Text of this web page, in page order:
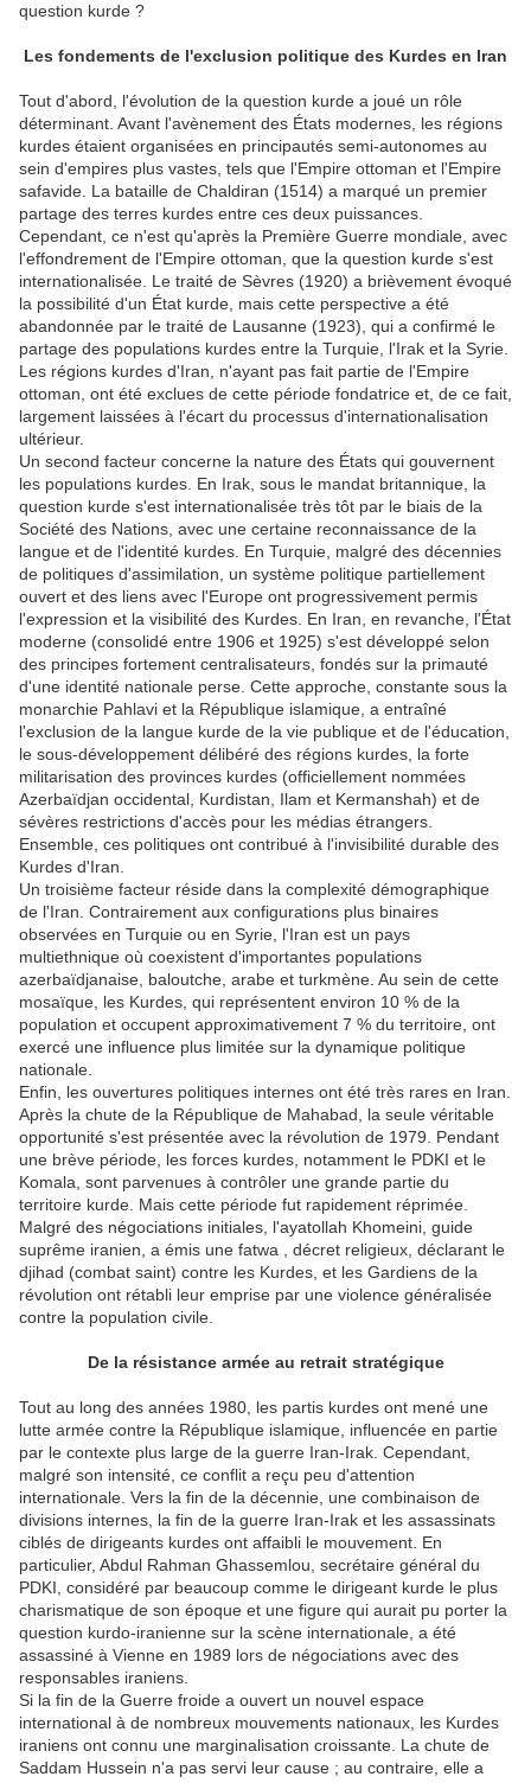
question kurde ?
Les fondements de l'exclusion politique des Kurdes en Iran
Tout d'abord, l'évolution de la question kurde a joué un rôle
déterminant. Avant l'avènement des États modernes, les régions
kurdes étaient organisées en principautés semi-autonomes au
sein d'empires plus vastes, tels que l'Empire ottoman et l'Empire
safavide. La bataille de Chaldiran (1514) a marqué un premier
partage des terres kurdes entre ces deux puissances.
Cependant, ce n'est qu'après la Première Guerre mondiale, avec
l'effondrement de l'Empire ottoman, que la question kurde s'est
internationalisée. Le traité de Sèvres (1920) a brièvement évoqué
la possibilité d'un État kurde, mais cette perspective a été
abandonnée par le traité de Lausanne (1923), qui a confirmé le
partage des populations kurdes entre la Turquie, l'Irak et la Syrie.
Les régions kurdes d'Iran, n'ayant pas fait partie de l'Empire
ottoman, ont été exclues de cette période fondatrice et, de ce fait,
largement laissées à l'écart du processus d'internationalisation
ultérieur.
Un second facteur concerne la nature des États qui gouvernent
les populations kurdes. En Irak, sous le mandat britannique, la
question kurde s'est internationalisée très tôt par le biais de la
Société des Nations, avec une certaine reconnaissance de la
langue et de l'identité kurdes. En Turquie, malgré des décennies
de politiques d'assimilation, un système politique partiellement
ouvert et des liens avec l'Europe ont progressivement permis
l'expression et la visibilité des Kurdes. En Iran, en revanche, l'État
moderne (consolidé entre 1906 et 1925) s'est développé selon
des principes fortement centralisateurs, fondés sur la primauté
d'une identité nationale perse. Cette approche, constante sous la
monarchie Pahlavi et la République islamique, a entraîné
l'exclusion de la langue kurde de la vie publique et de l'éducation,
le sous-développement délibéré des régions kurdes, la forte
militarisation des provinces kurdes (officiellement nommées
Azerbaïdjan occidental, Kurdistan, Ilam et Kermanshah) et de
sévères restrictions d'accès pour les médias étrangers.
Ensemble, ces politiques ont contribué à l'invisibilité durable des
Kurdes d'Iran.
Un troisième facteur réside dans la complexité démographique
de l'Iran. Contrairement aux configurations plus binaires
observées en Turquie ou en Syrie, l'Iran est un pays
multiethnique où coexistent d'importantes populations
azerbaïdjanaise, baloutche, arabe et turkmène. Au sein de cette
mosaïque, les Kurdes, qui représentent environ 10 % de la
population et occupent approximativement 7 % du territoire, ont
exercé une influence plus limitée sur la dynamique politique
nationale.
Enfin, les ouvertures politiques internes ont été très rares en Iran.
Après la chute de la République de Mahabad, la seule véritable
opportunité s'est présentée avec la révolution de 1979. Pendant
une brève période, les forces kurdes, notamment le PDKI et le
Komala, sont parvenues à contrôler une grande partie du
territoire kurde. Mais cette période fut rapidement réprimée.
Malgré des négociations initiales, l'ayatollah Khomeini, guide
suprême iranien, a émis une fatwa , décret religieux, déclarant le
djihad (combat saint) contre les Kurdes, et les Gardiens de la
révolution ont rétabli leur emprise par une violence généralisée
contre la population civile.
De la résistance armée au retrait stratégique
Tout au long des années 1980, les partis kurdes ont mené une
lutte armée contre la République islamique, influencée en partie
par le contexte plus large de la guerre Iran-Irak. Cependant,
malgré son intensité, ce conflit a reçu peu d'attention
internationale. Vers la fin de la décennie, une combinaison de
divisions internes, la fin de la guerre Iran-Irak et les assassinats
ciblés de dirigeants kurdes ont affaibli le mouvement. En
particulier, Abdul Rahman Ghassemlou, secrétaire général du
PDKI, considéré par beaucoup comme le dirigeant kurde le plus
charismatique de son époque et une figure qui aurait pu porter la
question kurdo-iranienne sur la scène internationale, a été
assassiné à Vienne en 1989 lors de négociations avec des
responsables iraniens.
Si la fin de la Guerre froide a ouvert un nouvel espace
international à de nombreux mouvements nationaux, les Kurdes
iraniens ont connu une marginalisation croissante. La chute de
Saddam Hussein n'a pas servi leur cause ; au contraire, elle a